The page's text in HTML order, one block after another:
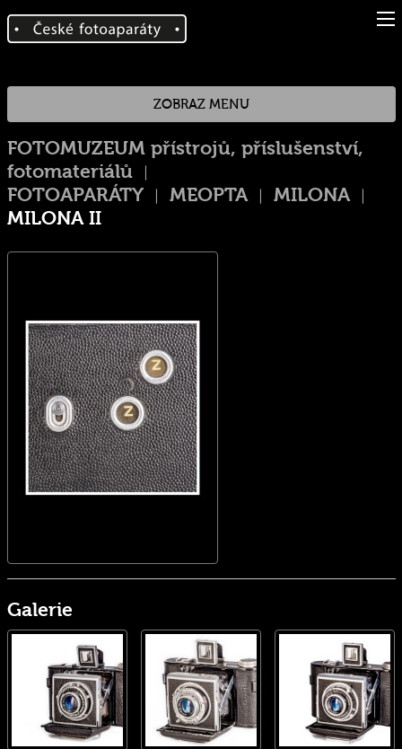
ZOBRAZ MENU
FOTOMUZEUM přístrojů, příslušenství,
fotomateriálů
FOTOAPARÁTY
MEOPTA
MILONA
MILONA II
Galerie